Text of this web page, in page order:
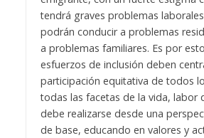
tendrá graves problemas
podrán conducir a problemas
a problemas familiares. Es por
esfuerzos de inclusión deben
participación equitativa de todos
todas las facetas de la vida, labor
debe realizarse desde una
de base, educando en valores y